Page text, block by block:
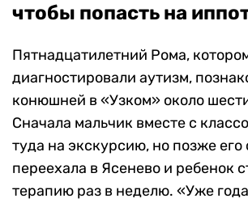
чтобы попасть на
Пятнадцатилетний Рома,
диагностировали аутизм,
конюшней в «Узком» около
Сначала мальчик вместе с
туда на экскурсию, но позже его
переехала в Ясенево и ребенок
терапию раз в неделю. «Уже